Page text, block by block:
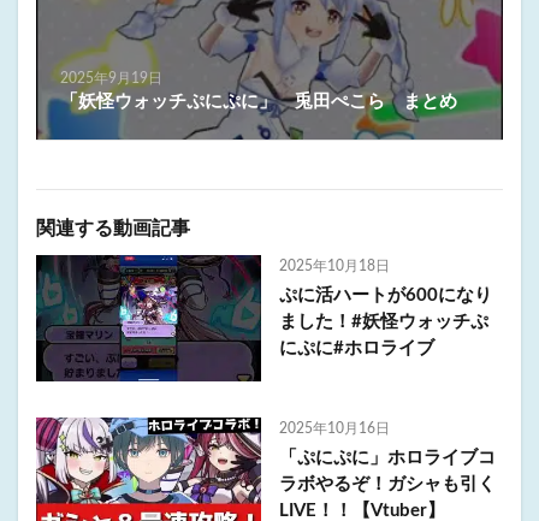
2025年9月19日
「妖怪ウォッチぷにぷに」 兎田ぺこら まとめ
関連する動画記事
2025年10月18日
ぷに活ハートが600になり
ました！#妖怪ウォッチぷ
にぷに#ホロライブ
2025年10月16日
「ぷにぷに」ホロライブコ
ラボやるぞ！ガシャも引く
LIVE！！【Vtuber】